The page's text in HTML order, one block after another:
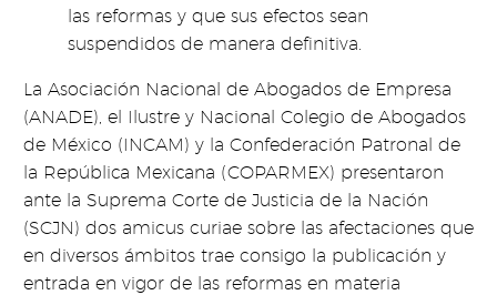
las reformas y que sus efectos sean
suspendidos de manera definitiva.
La Asociación Nacional de Abogados de Empresa
(ANADE), el Ilustre y Nacional Colegio de Abogados
de México (INCAM) y la Confederación Patronal de
la República Mexicana (COPARMEX) presentaron
ante la Suprema Corte de Justicia de la Nación
(SCJN) dos amicus curiae sobre las afectaciones que
en diversos ámbitos trae consigo la publicación y
entrada en vigor de las reformas en materia